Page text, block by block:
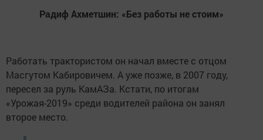
Радиф Ахметшин: «Без работы не стоим»
Работать трактористом он начал вместе с отцом
Масгутом Кабировичем. А уже позже, в 2007 году,
пересел за руль КамАЗа. Кстати, по итогам
«Урожая-2019» среди водителей района он занял
второе место.